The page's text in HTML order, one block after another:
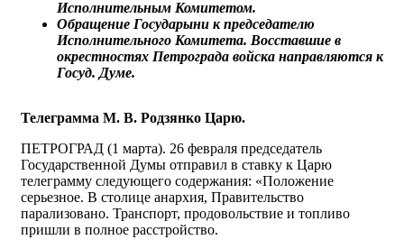
Исполнительным Комитетом.
Обращение Государыни к председателю
Исполнительного Комитета. Восставшие в
окрестностях Петрограда войска направляются к
Госуд. Думе.
Телеграмма М. В. Родзянко Царю.
ПЕТРОГРАД (1 марта). 26 февраля председатель
Государственной Думы отправил в ставку к Царю
телеграмму следующего содержания: «Положение
серьезное. В столице анархия, Правительство
парализовано. Транспорт, продовольствие и топливо
пришли в полное расстройство.